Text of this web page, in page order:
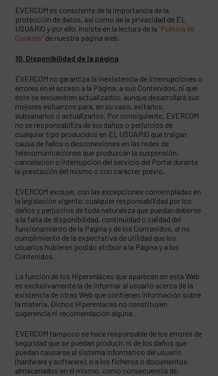
EVERCOM es consciente de la importancia de la
protección de datos, así como de la privacidad de EL
USUARIO y por ello, insiste en la lectura de la“Política de
Cookies” de nuestra página web.
10. Disponibilidad de la página
EVERCOM no garantiza la inexistencia de interrupciones o
errores en el acceso a la Página, a sus Contenidos, ni que
éste se encuentren actualizados, aunque desarrollará sus
mejores esfuerzos para, en su caso, evitarlos,
subsanarlos o actualizarlos. Por consiguiente, EVERCOM
no se responsabiliza de los daños o perjuicios de
cualquier tipo producidos en EL USUARIO que traigan
causa de fallos o desconexiones en las redes de
telecomunicaciones que produzcan la suspensión,
cancelación o interrupción del servicio del Portal durante
la prestación del mismo o con carácter previo.
EVERCOM excluye, con las excepciones contempladas en
la legislación vigente, cualquier responsabilidad por los
daños y perjuicios de toda naturaleza que puedan deberse
a la falta de disponibilidad, continuidad o calidad del
funcionamiento de la Página y de los Contenidos, al no
cumplimiento de la expectativa de utilidad que los
usuarios hubieren podido atribuir a la Página y a los
Contenidos.
La función de los Hiperenlaces que aparecen en esta Web
es exclusivamente la de informar al usuario acerca de la
existencia de otras Web que contienen información sobre
la materia. Dichos Hiperenlaces no constituyen
sugerencia ni recomendación alguna.
EVERCOM tampoco se hace responsable de los errores de
seguridad que se puedan producir, ni de los daños que
puedan causarse al sistema informático del usuario
(hardware y software), o a los ficheros o documentos
almacenados en el mismo, como consecuencia de: